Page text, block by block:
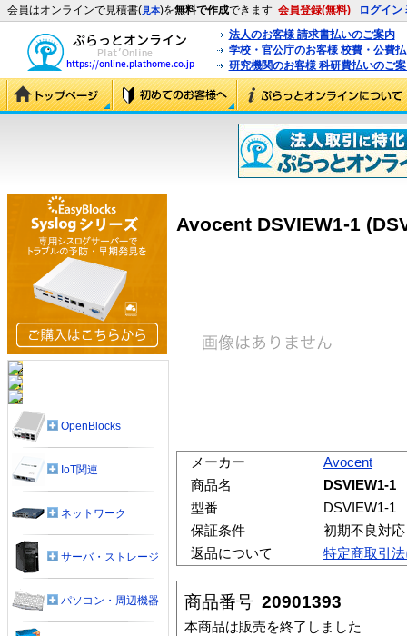
会員はオンラインで見積書(見本)を無料で作成できます 会員登録(無料) ログイン
法人のお客様 請求書払いのご案内
学校・官公庁のお客様 校費・公費
研究機関のお客様 科研費払いのご
Avocent DSVIEW1-1
メーカー
Avocent
商品名
DSVIEW1-1
型番
DSVIEW1-1
保証条件
初期不良対
返品について
特定商取引
商品番号 20901393
本商品は販売を終了しました
OpenBlocks
IoT関連
ネットワーク
サーバ・ストレージ
パソコン・周辺機器